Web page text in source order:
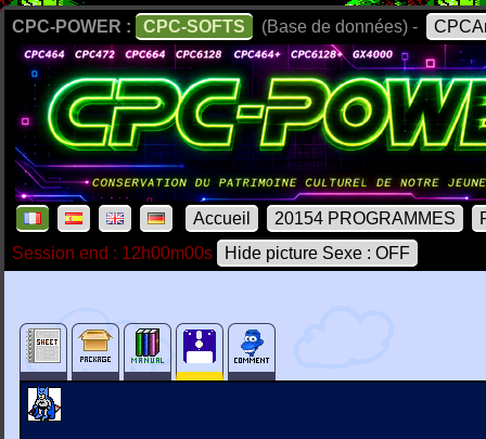
CPC-POWER : CPC-SOFTS (Base de données) -
Accueil 20154 PROGRAMMES
Session end : 12h00m00s
Hide picture Sexe : OFF